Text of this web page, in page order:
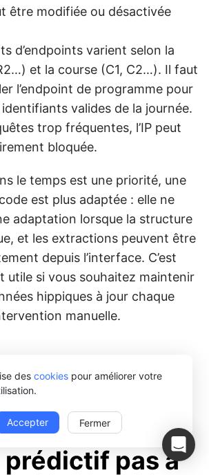
des cookies pour améliorer votre
Accepter Fermer
être modifiée ou désactivée
d’endpoints varient selon la
et la course (C1, C2…). Il faut
l’endpoint de programme pour
valides de la journée.
trop fréquentes, l’IP peut
bloquée.
le temps est une priorité, une
est plus adaptée : elle ne
adaptation lorsque la structure
et les extractions peuvent être
depuis l’interface. C’est
utile si vous souhaitez maintenir
hippiques à jour chaque
manuelle.
hippiques et
un
prédictif pas à